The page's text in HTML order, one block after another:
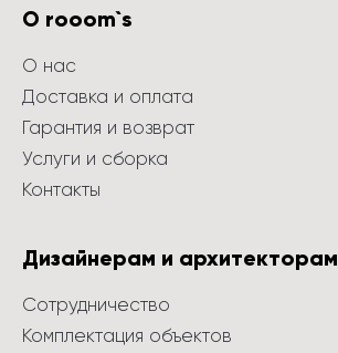
О rooom`s
О нас
Доставка и оплата
Гарантия и возврат
Услуги и сборка
Контакты
Дизайнерам и архитекторам
Сотрудничество
Комплектация объектов